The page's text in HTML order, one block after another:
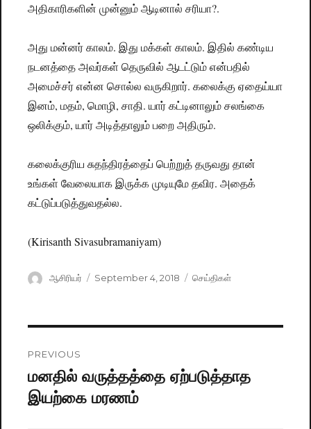
அதிகாரிகளின் முன்னும் ஆடினால் சரியா?.
அது மன்னர் காலம். இது மக்கள் காலம். இதில் கண்டிய
நடனத்தை அவர்கள் தெருவில் ஆடட்டும் என்பதில்
அமைச்சர் என்ன சொல்ல வருகிறார். கலைக்கு ஏதைய்யா
இனம், மதம், மொழி, சாதி. யார் கட்டினாலும் சலங்கை
ஒலிக்கும், யார் அடித்தாலும் பறை அதிரும்.
கலைக்குரிய சுதந்திரத்தைப் பெற்றுத் தருவது தான்
உங்கள் வேலையாக இருக்க முடியுமே தவிர. அதைக்
கட்டுப்படுத்துவதல்ல.
(Kirisanth Sivasubramaniyam)
Author
ஆசிரியர்
Posted
September 4, 2018 Categories
செய்திகள்
navigation
PREVIOUS
Previous
post:
மனதில் வருத்தத்தை ஏற்படுத்தாத
இயற்கை மரணம்